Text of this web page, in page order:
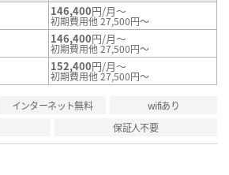
146,400円/月～
初期費用他 27,500円～
146,400円/月～
初期費用他 27,500円～
152,400円/月～
初期費用他 27,500円～
インターネット無料
wifiあり
保証人不要